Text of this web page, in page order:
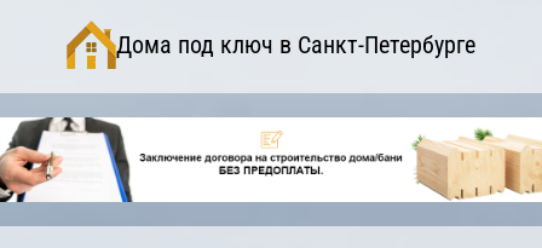
Дома под ключ в Санкт-Петербурге